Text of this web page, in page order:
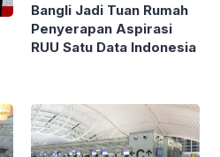
Bangli Jadi Tuan Rumah
Penyerapan Aspirasi
RUU Satu Data Indonesia